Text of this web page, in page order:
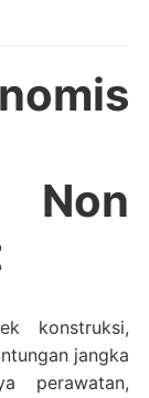
konstruksi,
jangka
perawatan,